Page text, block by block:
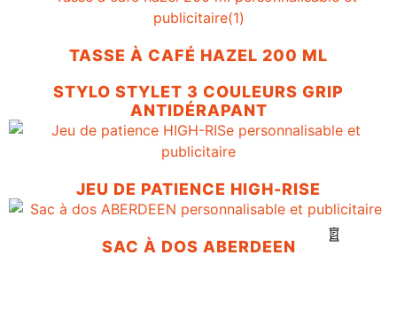
TASSE À CAFÉ HAZEL 200 ML
STYLO STYLET 3 COULEURS GRIP
ANTIDÉRAPANT
JEU DE PATIENCE HIGH-RISE
SAC À DOS ABERDEEN